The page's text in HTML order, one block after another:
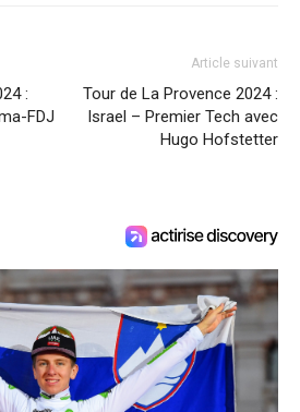
:
FDJ
Article suivant
Tour de La Provence 2024 :
Israel – Premier Tech avec
Hugo Hofstetter